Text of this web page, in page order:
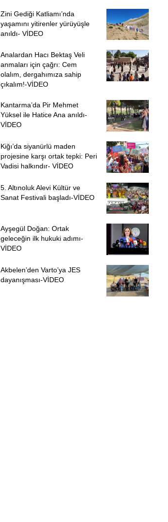
Zini Gediği Katliamı’nda
yaşamını yitirenler yürüyüşle
anıldı- VİDEO
Analardan Hacı Bektaş Veli
anmaları için çağrı: Cem
olalım, dergahımıza sahip
çıkalım!-VİDEO
Kantarma’da Pir Mehmet
Yüksel ile Hatice Ana anıldı-
VİDEO
Kiğı’da siyanürlü maden
projesine karşı ortak tepki: Peri
Vadisi halkındır- VİDEO
5. Altınoluk Alevi Kültür ve
Sanat Festivali başladı-VİDEO
Ayşegül Doğan: Ortak
geleceğin ilk hukuki adımı-
VİDEO
Akbelen’den Varto’ya JES
dayanışması-VİDEO